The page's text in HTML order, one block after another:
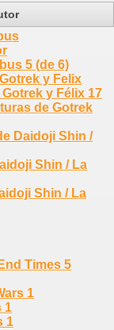
5 (de 6)
y Felix
y Félix 17
de Gotrek
Daidoji Shin /
Shin / La
Shin / La
Times 5
1
1
1